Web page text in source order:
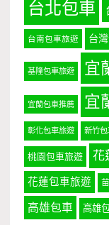
台北包車
台南包車旅遊 台
基隆包車旅遊 宜
宜蘭包車推薦 宜
彰化包車旅遊 新竹包
桃園包車旅遊 花
花蓮包車旅遊
高雄包車 高雄